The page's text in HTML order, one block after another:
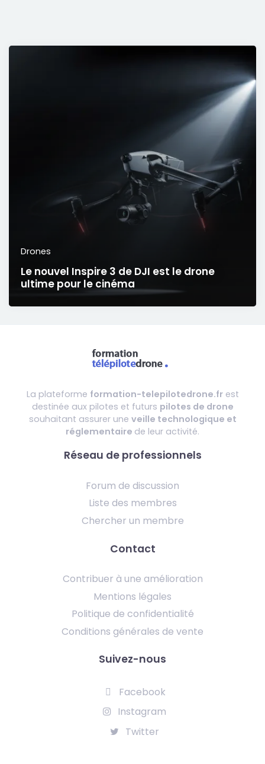
Le nouvel Inspire 3 de DJI est le drone
ultime pour le cinéma
Drones
La plateforme formation-telepilotedrone.frest
destinée aux pilotes et futurs pilotes de drone
souhaitant assurer une veille technologique et
réglementaire de leur activité.
Réseau de professionnels
Forum de discussion
Liste des membres
Chercher un membre
Contact
Contribuer à une amélioration
Mentions légales
Politique de confidentialité
Conditions générales de vente
Suivez-nous
Facebook
Instagram
Twitter